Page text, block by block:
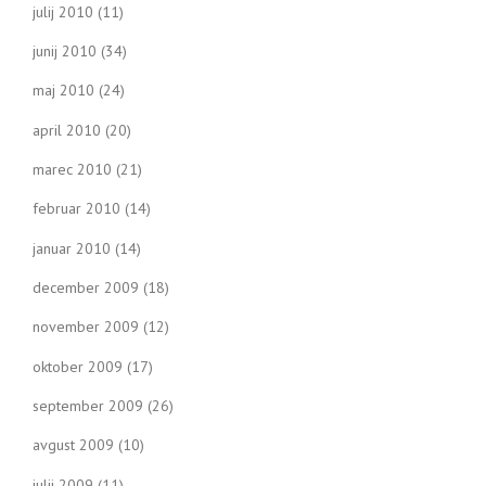
julij 2010 (11)
junij 2010 (34)
maj 2010 (24)
april 2010 (20)
marec 2010 (21)
februar 2010 (14)
januar 2010 (14)
december 2009 (18)
november 2009 (12)
oktober 2009 (17)
september 2009 (26)
avgust 2009 (10)